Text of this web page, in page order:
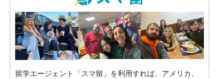
留学エージェント「スマ留」を利用すれば、アメリカ、